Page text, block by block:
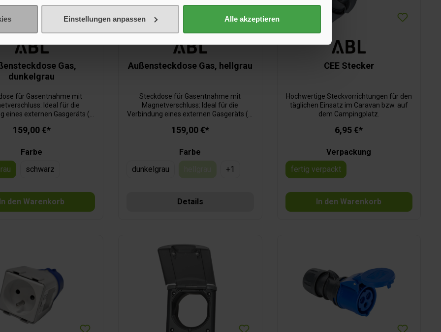
Einstellungen anpassen Alle akzeptieren
Gas,
dunkelgrau
für Gasentnahme mit
Ideal für die
eines externen Gasgeräts (z.
159,00 €*
Farbe
schwarz
In den Warenkorb
Außensteckdose Gas, hellgrau
Steckdose für Gasentnahme mit
Magnetverschluss: Ideal für die
Verbindung eines externen Gasgeräts (z.
159,00 €*
Farbe
dunkelgrau
(Diese Option ist zurzeit nicht verfügbar.)
+1
Details
CEE Stecker
Hochwertige Steckvorrichtungen für den
täglichen Einsatz im Caravan bzw. auf
dem Campingplatz.
6,95 €*
Verpackung
fertig verpackt
In den Warenkorb